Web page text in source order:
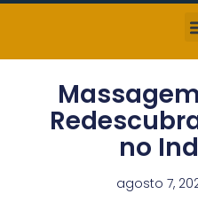
no
agosto 7,